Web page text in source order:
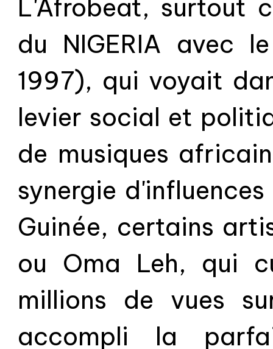
d'authentiques
L'Afrobeat, surtout
du NIGERIA avec
1997), qui voyait
levier social et
de musiques
synergie
Guinée, certains
ou Oma Leh, qui
millions de vues
accompli la